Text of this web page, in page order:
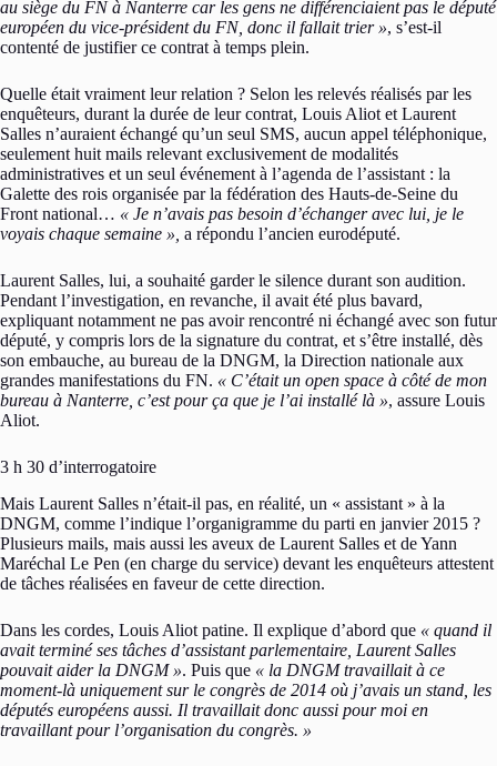
au siège du FN à Nanterre car les gens ne différenciaient pas le député
européen du vice-président du FN, donc il fallait trier », s’est-il
contenté de justifier ce contrat à temps plein.
Quelle était vraiment leur relation ? Selon les relevés réalisés par les
enquêteurs, durant la durée de leur contrat, Louis Aliot et Laurent
Salles n’auraient échangé qu’un seul SMS, aucun appel téléphonique,
seulement huit mails relevant exclusivement de modalités
administratives et un seul événement à l’agenda de l’assistant : la
Galette des rois organisée par la fédération des Hauts-de-Seine du
Front national… « Je n’avais pas besoin d’échanger avec lui, je le
voyais chaque semaine », a répondu l’ancien eurodéputé.
Laurent Salles, lui, a souhaité garder le silence durant son audition.
Pendant l’investigation, en revanche, il avait été plus bavard,
expliquant notamment ne pas avoir rencontré ni échangé avec son futur
député, y compris lors de la signature du contrat, et s’être installé, dès
son embauche, au bureau de la DNGM, la Direction nationale aux
grandes manifestations du FN. « C’était un open space à côté de mon
bureau à Nanterre, c’est pour ça que je l’ai installé là », assure Louis
Aliot.
3 h 30 d’interrogatoire
Mais Laurent Salles n’était-il pas, en réalité, un « assistant » à la
DNGM, comme l’indique l’organigramme du parti en janvier 2015 ?
Plusieurs mails, mais aussi les aveux de Laurent Salles et de Yann
Maréchal Le Pen (en charge du service) devant les enquêteurs attestent
de tâches réalisées en faveur de cette direction.
Dans les cordes, Louis Aliot patine. Il explique d’abord que « quand il
avait terminé ses tâches d’assistant parlementaire, Laurent Salles
pouvait aider la DNGM ». Puis que « la DNGM travaillait à ce
moment-là uniquement sur le congrès de 2014 où j’avais un stand, les
députés européens aussi. Il travaillait donc aussi pour moi en
travaillant pour l’organisation du congrès. »